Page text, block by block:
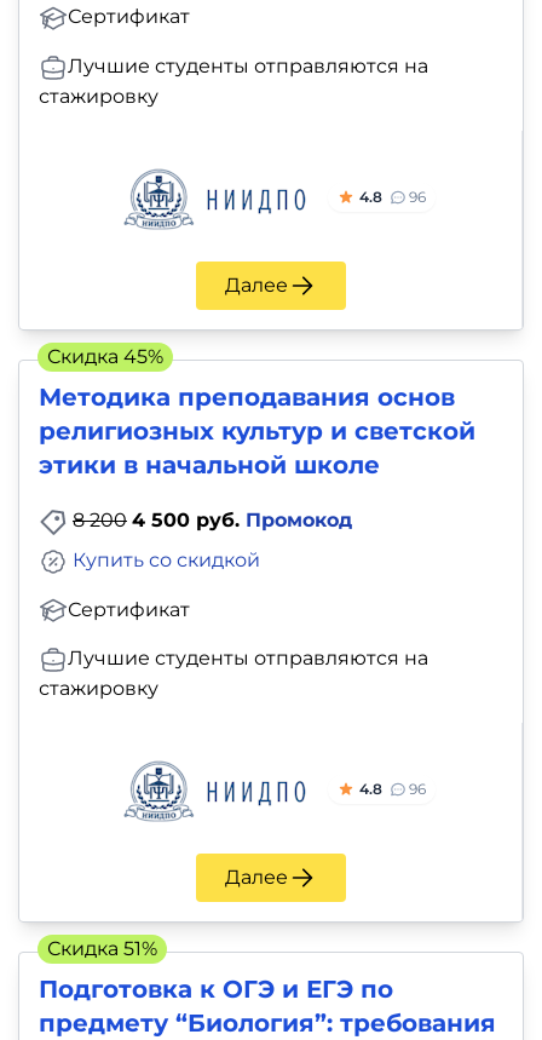
Сертификат
Лучшие студенты отправляются на
стажировку
4.8 96
Далее
Методика преподавания основ
религиозных культур и светской
этики в начальной школе
8 200 4 500 руб. Промокод
Сертификат
Купить со скидкой
Лучшие студенты отправляются на
стажировку
4.8 96
Далее
Скидка 45%
Подготовка к ОГЭ и ЕГЭ по
предмету “Биология”: требования
Скидка 51%